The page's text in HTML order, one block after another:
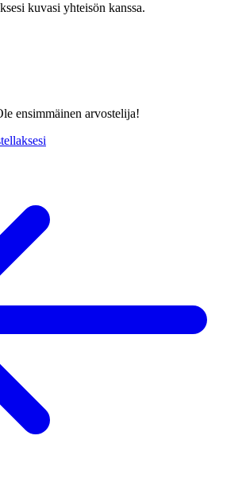
kuvasi yhteisön kanssa.
ensimmäinen arvostelija!